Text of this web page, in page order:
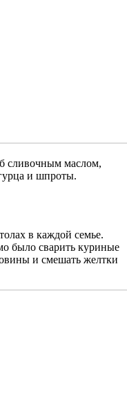
сливочным маслом,
и шпроты.
в каждой семье.
было сварить куриные
и смешать желтки